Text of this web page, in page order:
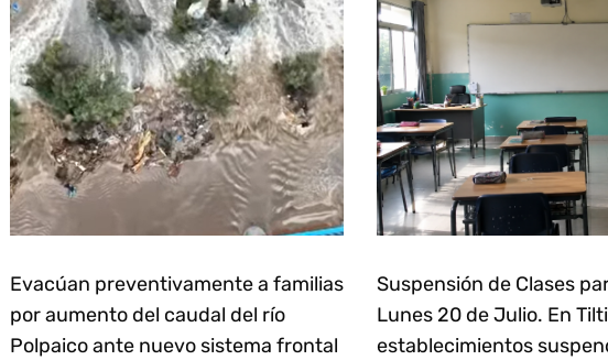
Evacúan preventivamente a familias
por aumento del caudal del río
Polpaico ante nuevo sistema frontal
Suspensión de Clases
Lunes 20 de Julio. En
establecimientos